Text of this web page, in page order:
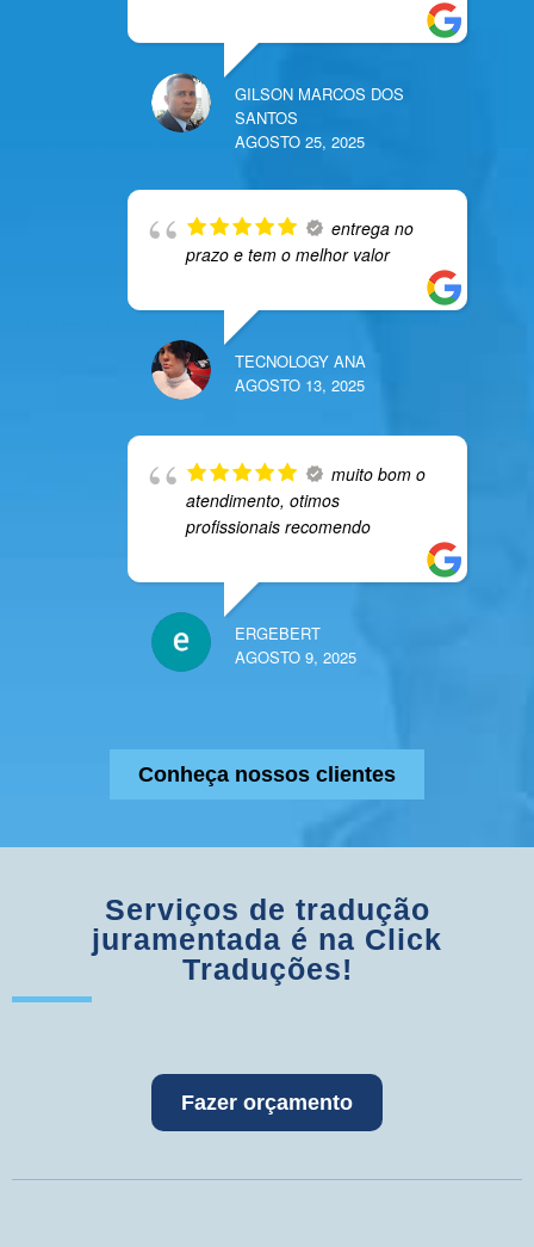
GILSON MARCOS DOS
SANTOS
AGOSTO 25, 2025
entrega no
prazo e tem o melhor valor
TECNOLOGY ANA
AGOSTO 13, 2025
muito bom o
atendimento, otimos
profissionais recomendo
ERGEBERT
AGOSTO 9, 2025
Conheça nossos clientes
Serviços de tradução
juramentada é na Click
Traduções!
Fazer orçamento